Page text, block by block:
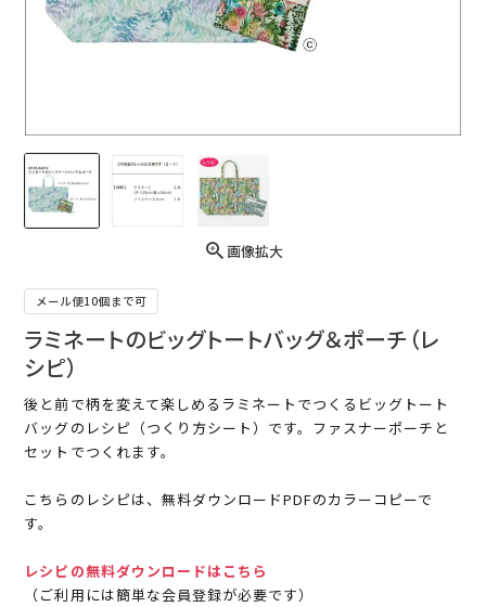
画像拡大
メール便10個まで可
ラミネートのビッグトートバッグ＆ポーチ（レ
シピ）
後と前で柄を変えて楽しめるラミネートでつくるビッグトート
バッグのレシピ（つくり方シート）です。ファスナーポーチと
セットでつくれます。
こちらのレシピは、無料ダウンロードPDFのカラーコピーで
す。
レシピの無料ダウンロードはこちら
（ご利用には簡単な会員登録が必要です）